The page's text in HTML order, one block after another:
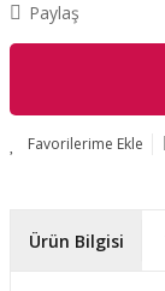
Paylaş
Ürün Bilgisi